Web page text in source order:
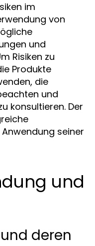
im
von
und
Risiken zu
Produkte
die
und
konsultieren. Der
seiner
und
deren